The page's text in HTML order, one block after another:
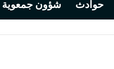
حوادث شؤون جمعوية